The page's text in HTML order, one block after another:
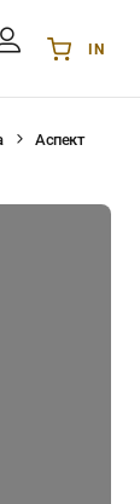
IN
Аспект